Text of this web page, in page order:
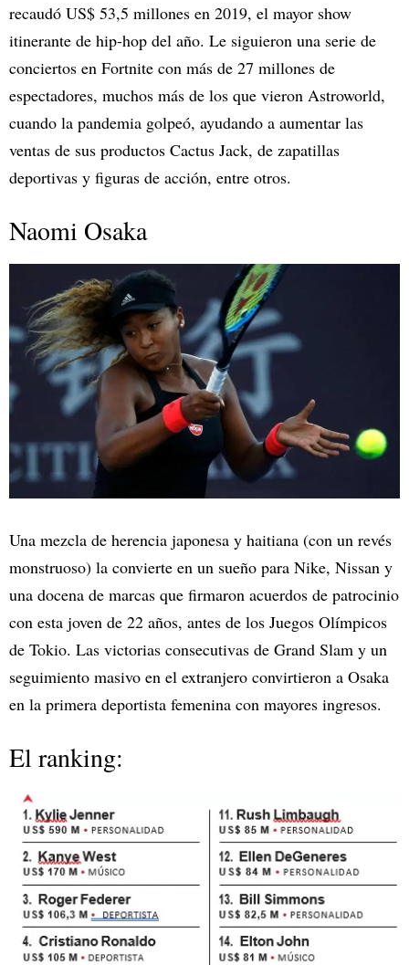
recaudó US$ 53,5 millones en 2019, el mayor show
itinerante de hip-hop del año. Le siguieron una serie de
conciertos en Fortnite con más de 27 millones de
espectadores, muchos más de los que vieron Astroworld,
cuando la pandemia golpeó, ayudando a aumentar las
ventas de sus productos Cactus Jack, de zapatillas
deportivas y figuras de acción, entre otros.
Naomi Osaka
Una mezcla de herencia japonesa y haitiana (con un revés
monstruoso) la convierte en un sueño para Nike, Nissan y
una docena de marcas que firmaron acuerdos de patrocinio
con esta joven de 22 años, antes de los Juegos Olímpicos
de Tokio. Las victorias consecutivas de Grand Slam y un
seguimiento masivo en el extranjero convirtieron a Osaka
en la primera deportista femenina con mayores ingresos.
El ranking: